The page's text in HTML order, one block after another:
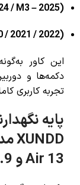
/ M3 – 2025)
/ 2021 / 2022)
این کاور
دکمه‌ها و
تجربه کاربری
پایه
Air 13 و iPad Pro 12.9